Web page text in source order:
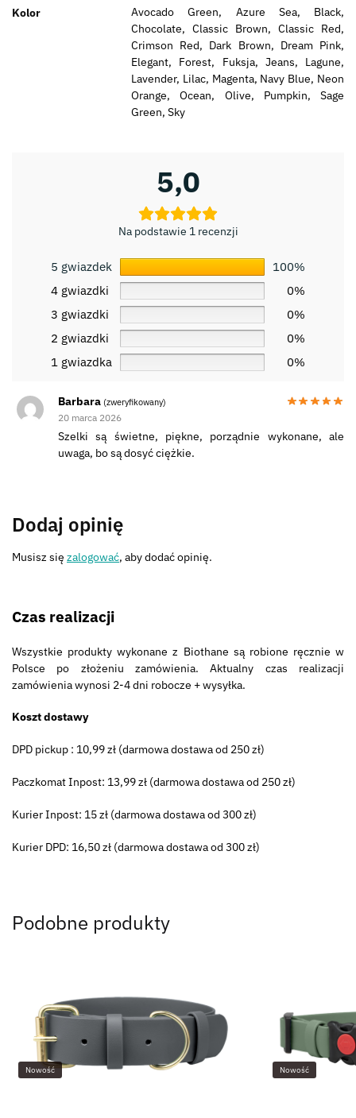
Kolor
Avocado Green, Azure Sea, Black,
Chocolate, Classic Brown, Classic Red,
Crimson Red, Dark Brown, Dream Pink,
Elegant, Forest, Fuksja, Jeans, Lagune,
Lavender, Lilac, Magenta, Navy Blue, Neon
Orange, Ocean, Olive, Pumpkin, Sage
Green, Sky
5,0
Na podstawie 1 recenzji
5 gwiazdek
100%
4 gwiazdki
0%
3 gwiazdki
0%
2 gwiazdki
0%
1 gwiazdka
0%
Barbara (zweryfikowany)
20 marca 2026
Szelki są świetne, piękne, porządnie wykonane, ale
uwaga, bo są dosyć ciężkie.
Dodaj opinię
Musisz się zalogować, aby dodać opinię.
Czas realizacji
Wszystkie produkty wykonane z Biothane są robione ręcznie w
Polsce po złożeniu zamówienia. Aktualny czas realizacji
zamówienia wynosi 2-4 dni robocze + wysyłka.
Koszt dostawy
DPD pickup : 10,99 zł (darmowa dostawa od 250 zł)
Paczkomat Inpost: 13,99 zł (darmowa dostawa od 250 zł)
Kurier Inpost: 15 zł (darmowa dostawa od 300 zł)
Kurier DPD: 16,50 zł (darmowa dostawa od 300 zł)
Podobne produkty
Nowość Nowość